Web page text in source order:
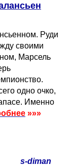
Руди
своими
Марсель
одно очко,
Именно
»»»
s-diman